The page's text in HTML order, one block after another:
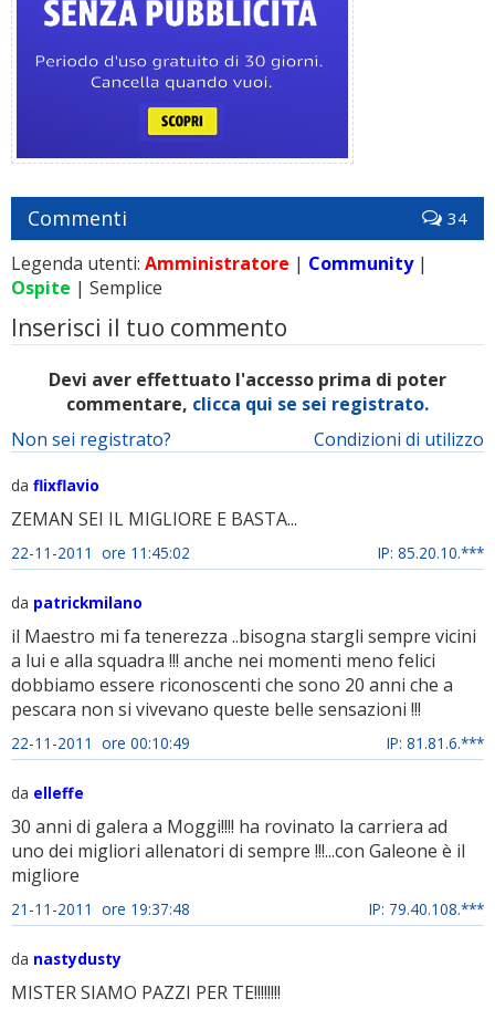
Commenti 34
Legenda utenti: Amministratore | Community|
Ospite | Semplice
Inserisci il tuo commento
Devi aver effettuato l'accesso prima di poter
commentare, clicca qui se sei registrato.
Condizioni di utilizzo
Non sei registrato?
da flixflavio
ZEMAN SEI IL MIGLIORE E BASTA...
22-11-2011 ore 11:45:02 IP: 85.20.10.***
da patrickmilano
il Maestro mi fa tenerezza ..bisogna stargli sempre vicini
a lui e alla squadra !!! anche nei momenti meno felici
dobbiamo essere riconoscenti che sono 20 anni che a
pescara non si vivevano queste belle sensazioni !!!
22-11-2011 ore 00:10:49 IP: 81.81.6.***
da elleffe
30 anni di galera a Moggi!!!! ha rovinato la carriera ad
uno dei migliori allenatori di sempre !!!...con Galeone è il
migliore
21-11-2011 ore 19:37:48 IP: 79.40.108.***
da nastydusty
MISTER SIAMO PAZZI PER TE!!!!!!!!